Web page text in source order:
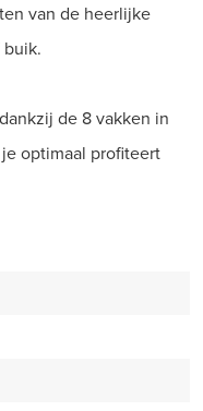
van de heerlijke
de 8 vakken in
optimaal profiteert